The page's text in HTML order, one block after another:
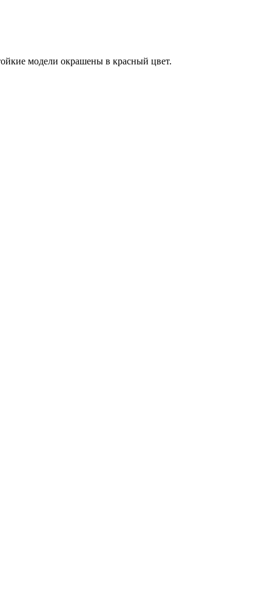
модели окрашены в красный цвет.